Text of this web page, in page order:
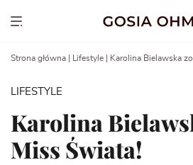
Show menu
Strona główna Lifestyle Karolina Bielawska
LIFESTYLE
Karolina
Miss Świata!